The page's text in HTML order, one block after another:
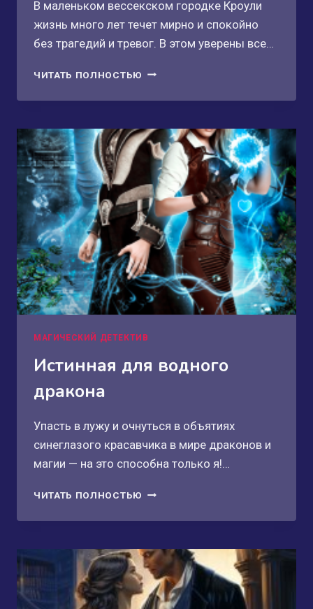
В маленьком вессекском городке Кроули
жизнь много лет течет мирно и спокойно
без трагедий и тревог. В этом уверены все…
ЧИТАТЬ ПОЛНОСТЬЮ ХОЗЯИН
НА
МАГИЧЕСКИЙ ДЕТЕКТИВ
Истинная для водного
дракона
Упасть в лужу и очнуться в объятиях
синеглазого красавчика в мире драконов и
магии — на это способна только я!…
ЧИТАТЬ ПОЛНОСТЬЮ ИСТИННАЯ
ВОДНОГО